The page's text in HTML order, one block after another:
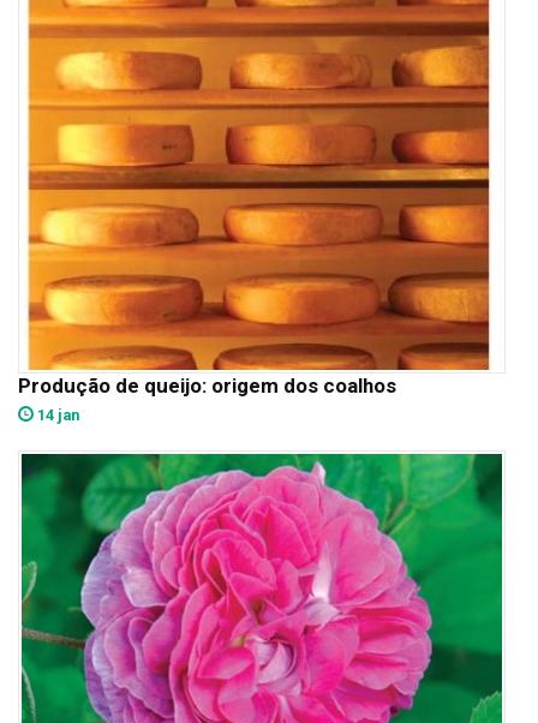
Produção de queijo: origem dos coalhos
14 jan